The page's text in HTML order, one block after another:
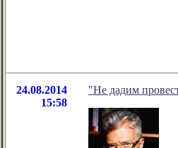
24.08.2014
15:58
"Не дадим